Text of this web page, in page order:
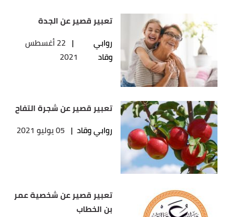
تعبير قصير عن الجدة
روابي
وقاد
|
22 أغسطس
2021
تعبير قصير عن شجرة التفاح
روابي وقاد | 05 يوليو 2021
تعبير قصير عن شخصية عمر
بن الخطاب